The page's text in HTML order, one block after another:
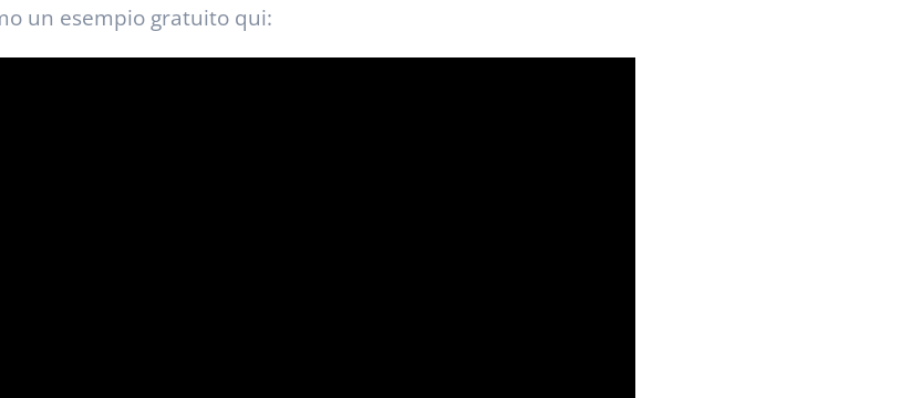
un esempio gratuito qui: